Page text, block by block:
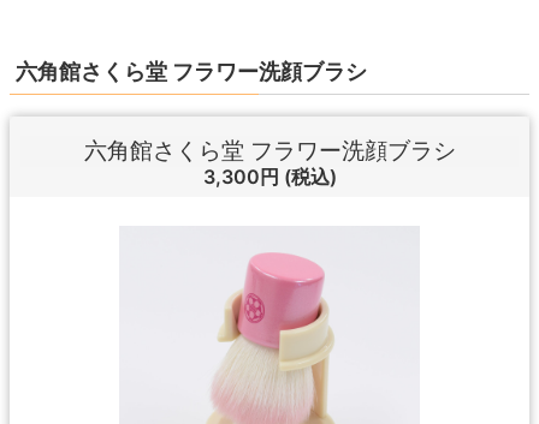
六角館さくら堂 フラワー洗顔ブラシ
六角館さくら堂 フラワー洗顔ブラシ
3,300円 (税込)